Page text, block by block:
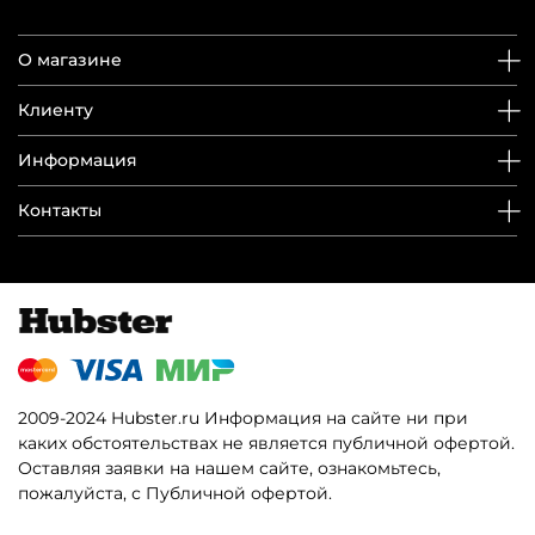
О магазине
Клиенту
Информация
Контакты
2009-2024 Hubster.ru Информация на сайте ни при
каких обстоятельствах не является публичной офертой.
Оставляя заявки на нашем сайте, ознакомьтесь,
пожалуйста, с Публичной офертой.